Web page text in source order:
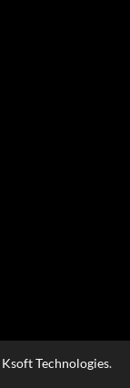
Ksoft Technologies.